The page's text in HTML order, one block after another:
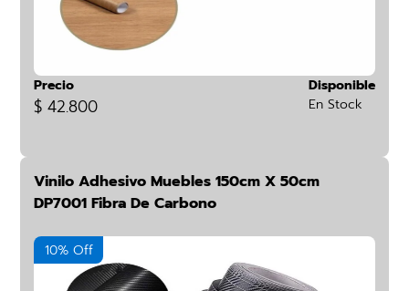
Precio
$ 42.800
Disponible
En Stock
Vinilo Adhesivo Muebles 150cm X 50cm
DP7001 Fibra De Carbono
10% Off